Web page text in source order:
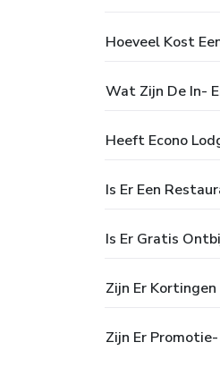
Hoeveel Kost
Wat Zijn De In-
Heeft Econo
Is Er Een
Is Er Gratis
Zijn Er
Zijn Er